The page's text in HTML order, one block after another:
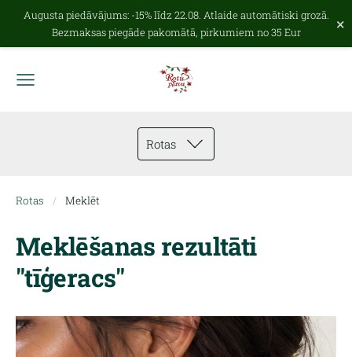
Augusta piedāvājums: -15% līdz 22.08. Atlaide automātiski grozā.
Bezmaksas piegāde pakomātā, pirkumiem no 35 Eur
×
Rotas
Rotas Meklēt
Meklēšanas rezultāti
"tīģeracs"